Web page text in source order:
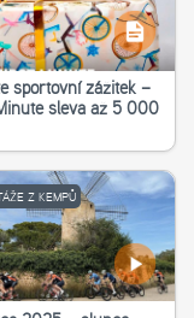
sportovní zážitek –
sleva až 5 000
Z KEMPŮ